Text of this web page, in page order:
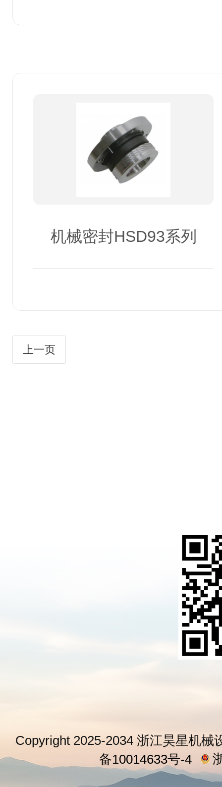
机械密封HSD93系列
上一页
Copyright 2025-2034 浙江昊星机
备10014633号-4